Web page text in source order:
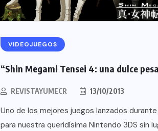
VIDEOJUEGOS
“Shin Megami Tensei 4: una dulce
REVISTAYUMECR 13/10/2013
Uno de los mejores juegos lanzados durante
para nuestra queridísima Nintendo 3DS sin